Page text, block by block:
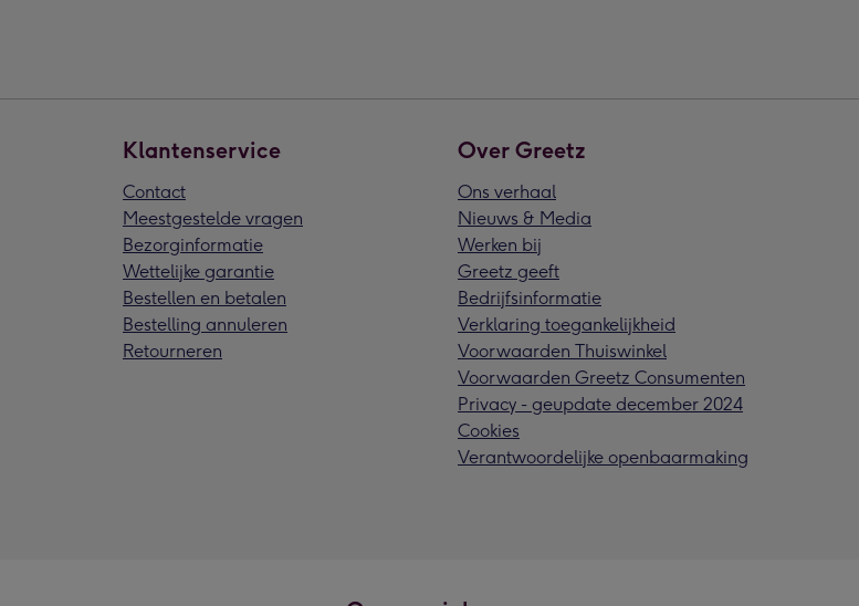
Klantenservice
Contact
Meestgestelde vragen
Bezorginformatie
Wettelijke garantie
Bestellen en betalen
Bestelling annuleren
Retourneren
Over Greetz
Ons verhaal
Nieuws & Media
Werken bij
Greetz geeft
Bedrijfsinformatie
Verklaring toegankelijkheid
Voorwaarden Thuiswinkel
Voorwaarden Greetz Consumenten
Privacy - geupdate december 2024
Cookies
Verantwoordelijke openbaarmaking